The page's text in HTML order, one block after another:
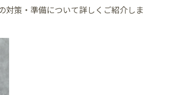
対策・準備について詳しくご紹介しま